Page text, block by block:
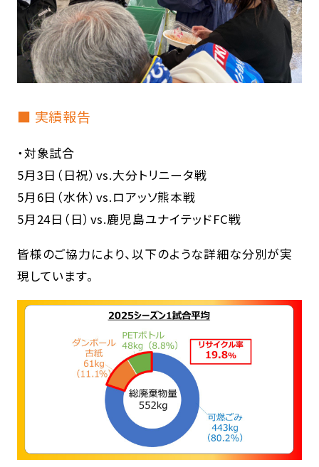
■ 実績報告
・対象試合
5月3日（日祝）vs.大分トリニータ戦
5月6日（水休）vs.ロアッソ熊本戦
5月24日（日）vs.鹿児島ユナイテッドFC戦
皆様のご協力により、以下のような詳細な分別が実
現しています。